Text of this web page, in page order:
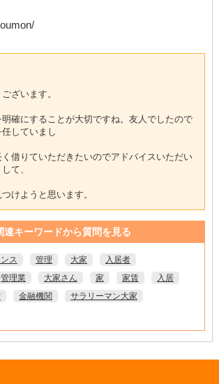
ざいます。
確にすることが大切ですね。友人でしたので
していまし
借りていただきたいのでアドバイスいただい
て、
けようと思います。
連キーワードから質問を見る
ス 管理 大家
入居者
管理業 大家さん 家 家賃
入居
金融機関
サラリーマン大家